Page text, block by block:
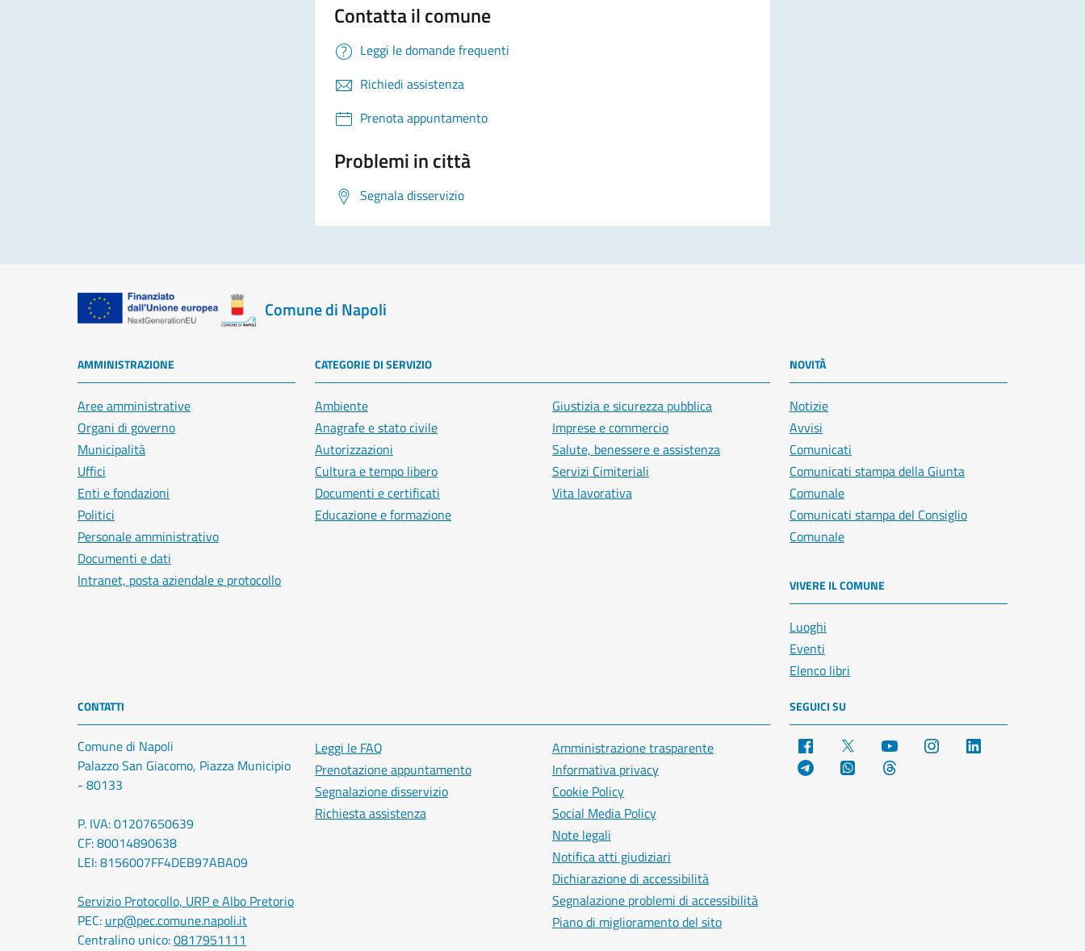
Contatta il comune
Leggi le domande frequenti
Richiedi assistenza
Prenota appuntamento
Problemi in città
Segnala disservizio
Comune di Napoli
AMMINISTRAZIONE
Aree amministrative
Organi di governo
Municipalità
Uffici
Enti e fondazioni
Politici
Personale amministrativo
Documenti e dati
Intranet, posta aziendale e protocollo
CATEGORIE DI SERVIZIO
Ambiente
Anagrafe e stato civile
Autorizzazioni
Cultura e tempo libero
Documenti e certificati
Educazione e formazione
Giustizia e sicurezza pubblica
Imprese e commercio
Salute, benessere e assistenza
Servizi Cimiteriali
Vita lavorativa
NOVITÀ
Notizie
Avvisi
Comunicati
Comunicati stampa della Giunta
Comunale
Comunicati stampa del Consiglio
Comunale
VIVERE IL COMUNE
Luoghi
Eventi
Elenco libri
CONTATTI
Comune di Napoli
Palazzo San Giacomo, Piazza Municipio
- 80133
P. IVA: 01207650639
CF: 80014890638
LEI: 8156007FF4DEB97ABA09
Servizio Protocollo, URP e Albo Pretorio
PEC: urp@pec.comune.napoli.it
Centralino unico:0817951111
Leggi le FAQ
Prenotazione appuntamento
Segnalazione disservizio
Richiesta assistenza
Amministrazione trasparente
Informativa privacy
Cookie Policy
Social Media Policy
Note legali
Notifica atti giudiziari
Dichiarazione di accessibilità
Segnalazione problemi di accessibilità
Piano di miglioramento del sito
SEGUICI SU
Facebook YouTube Instagram
Telegram WhatsApp